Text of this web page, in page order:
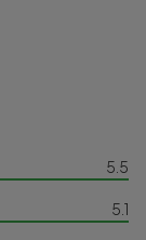
5.5
5.1